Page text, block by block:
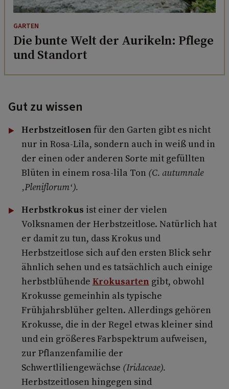
GARTEN
Die bunte Welt der Aurikeln: Pflege
und Standort
Gut zu wissen
Herbstzeitlosen für den Garten gibt es nicht
nur in Rosa-Lila, sondern auch in weiß und in
der einen oder anderen Sorte mit gefüllten
Blüten in einem rosa-lila Ton (C. autumnale
‚Pleniflorum‘).
Herbstkrokus ist einer der vielen
Volksnamen der Herbstzeitlose. Natürlich hat
er damit zu tun, dass Krokus und
Herbstzeitlose sich auf den ersten Blick sehr
ähnlich sehen und es tatsächlich auch einige
herbstblühende Krokusarten gibt, obwohl
Krokusse gemeinhin als typische
Frühjahrsblüher gelten. Allerdings gehören
Krokusse, die in der Regel etwas kleiner sind
und ein größeres Farbspektrum aufweisen,
zur Pflanzenfamilie der
Schwertliliengewächse (Iridaceae).
Herbstzeitlosen hingegen sind